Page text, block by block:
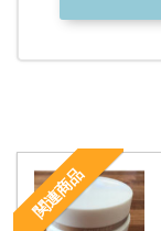
関連商品